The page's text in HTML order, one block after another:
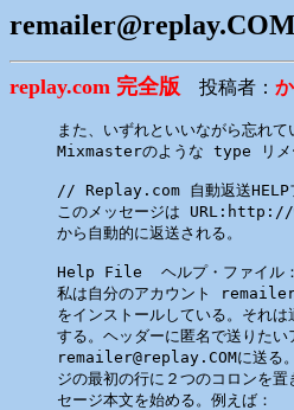
remailer@replay.COM
replay.com 完全版 投稿者：
また、いずれといいながら忘れて
Mixmasterのような type リメ
// Replay.com 自動返送HELP
このメッセージは
から自動的に返送される。
Help File  ヘルプ・ファイル：
私は自分のアカウント
をインストールしている。それ
する。ヘッダーに匿名で送りた
remailer@replay.COMに送る。
ジの最初の行に２つのコロンを
セージ本文を始める。例えば：